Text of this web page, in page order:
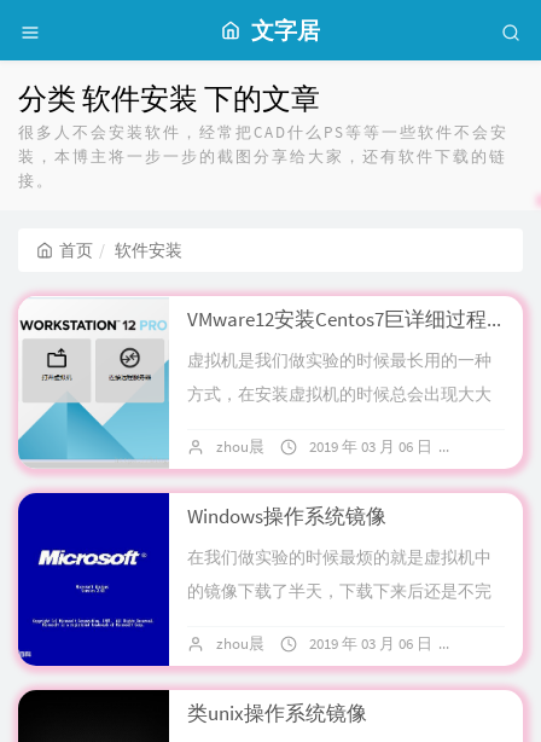
文字居
分类 软件安装 下的文章
很多人不会安装软件，经常把CAD什么PS等等一些软件不会安
装，本博主将一步一步的截图分享给大家，还有软件下载的链
接。
首页 软件安装
VMware12安装Centos7巨详细过程（图文）
虚拟机是我们做实验的时候最长用的一种
方式，在安装虚拟机的时候总会出现大大
拟机的安装教程本篇文章主要介绍了
VMware1...
zhou晨 2019 年 03 月 06 日
Windows操作系统镜像
在我们做实验的时候最烦的就是虚拟机中
的镜像下载了半天，下载下来后还是不完
坛中花了金币结果被坑的；为了杜绝此类
事情再次发...
zhou晨 2019 年 03 月 06 日
类unix操作系统镜像